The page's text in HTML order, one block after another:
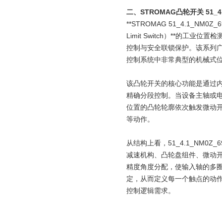
二、 STROMAG凸轮开关
**STROMAG
Limit Switch）**的工业位置检
控制与安全联锁保护。该系列
控制系统中非常典型的机械式
该凸轮开关的核心功能是通过
精确分段控制。当设备主轴或
位置的凸轮轮廓依次触发微动
等动作。
从结构上看，
减速机构、凸轮盘组件、微动
精度角度分配，使输入轴的多
定，从而定义每一个触点的动
控制逻辑需求。